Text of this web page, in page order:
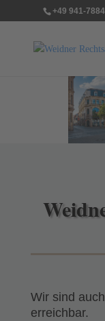
+49 941-
Wir sind
erreichbar.